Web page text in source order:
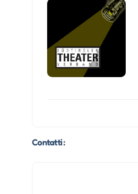
Contatti :